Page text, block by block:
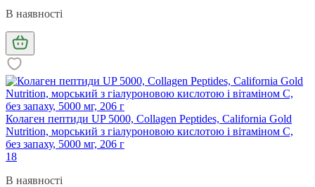
В наявності
Колаген пептиди UP 5000, Collagen Peptides, California Gold
Nutrition, морський з гіалуроновою кислотою і вітаміном С,
без запаху, 5000 мг, 206 г
18
В наявності